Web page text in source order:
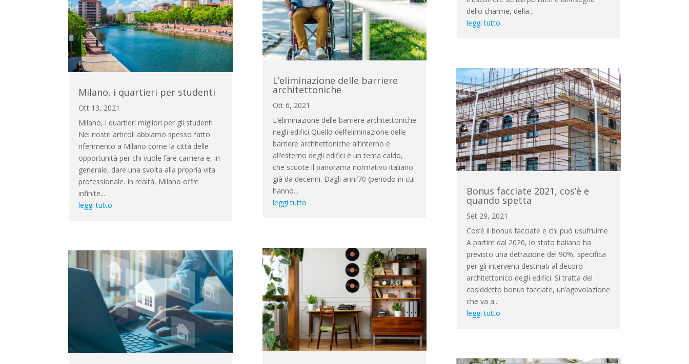
Milano, i quartieri per studenti
Ott 13, 2021
Milano, i quartieri migliori per gli studenti
Nei nostri articoli abbiamo spesso fatto
riferimento a Milano come la città delle
opportunità per chi vuole fare carriera e, in
generale, dare una svolta alla propria vita
professionale. In realtà, Milano offre
infinite...
leggi tutto
L’eliminazione delle barriere
architettoniche
Ott 6, 2021
L’eliminazione delle barriere architettoniche
negli edifici Quello dell’eliminazione delle
barriere architettoniche all’interno e
all’esterno degli edifici è un tema caldo,
che scuote il panorama normativo italiano
già da decenni. Dagli anni’70 (periodo in cui
hanno...
leggi tutto
dello charme, della...
leggi tutto
Bonus facciate 2021, cos’è e
quando spetta
Set 29, 2021
Cos’è il bonus facciate e chi può usufruirne
A partire dal 2020, lo stato italiano ha
previsto una detrazione del 90%, specifica
per gli interventi destinati al decoro
architettonico degli edifici. Si tratta del
cosiddetto bonus facciate, un’agevolazione
che va a...
leggi tutto